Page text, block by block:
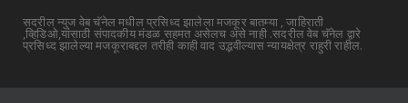
सदरील न्युज वेब चॅनेल मधील प्रसिध्द झालेला मजकूर बातम्या , जाहिराती
,व्हिडिओ,यांसाठी संपादकीय मंडळ सहमत असेलच असे नाही .सदरील वेब चॅनेल द्वारे
प्रसिध्द झालेल्या मजकूराबद्दल तरीही काही वाद उद्भवील्यास न्यायक्षेत्र राहुरी राहील.